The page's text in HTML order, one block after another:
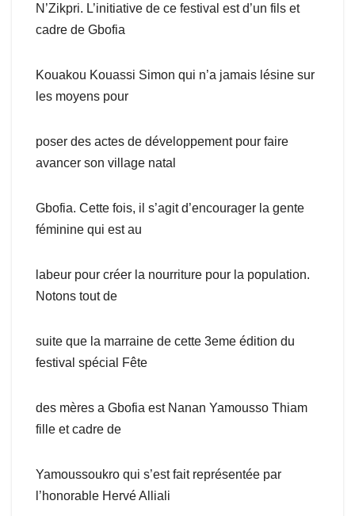
N’Zikpri. L’initiative de ce festival est d’un fils et
cadre de Gbofia
Kouakou Kouassi Simon qui n’a jamais lésine sur
les moyens pour
poser des actes de développement pour faire
avancer son village natal
Gbofia. Cette fois, il s’agit d’encourager la gente
féminine qui est au
labeur pour créer la nourriture pour la population.
Notons tout de
suite que la marraine de cette 3eme édition du
festival spécial Fête
des mères a Gbofia est Nanan Yamousso Thiam
fille et cadre de
Yamoussoukro qui s’est fait représentée par
l’honorable Hervé Alliali